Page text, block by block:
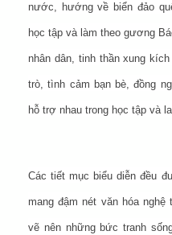
nước, hướng về biển đảo
học tập và làm theo gương
nhân dân, tinh thần xung
trò, tình cảm bạn bè, đồng
hỗ trợ nhau trong học tập và
Các tiết mục biểu diễn đều
mang đậm nét văn hóa
vẽ nên những bức tranh